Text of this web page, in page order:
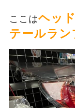
ここはヘッ
テールラン